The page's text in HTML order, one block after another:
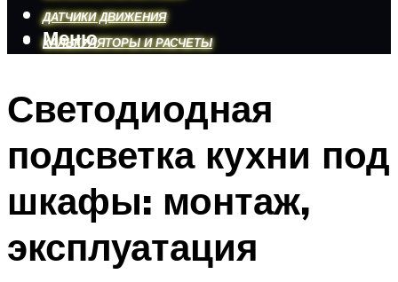
ДАТЧИКИ ДВИЖЕНИЯ
КАЛЬКУЛЯТОРЫ И РАСЧЕТЫ
Меню
Меню
Светодиодная
подсветка кухни под
шкафы: монтаж,
эксплуатация